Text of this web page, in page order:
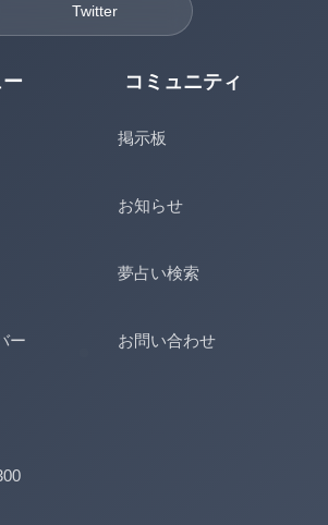
Twitter
ー
コミュニティ
掲示板
お知らせ
夢占い検索
お問い合わせ